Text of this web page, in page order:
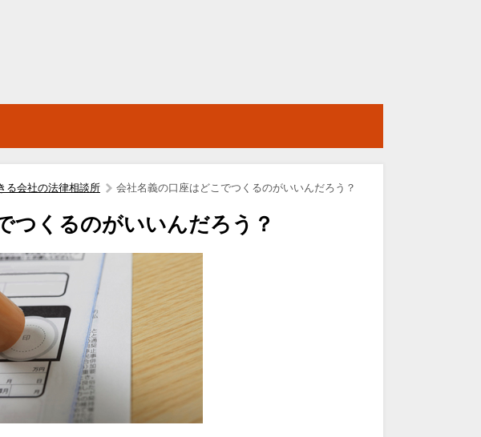
る会社の法律相談所 会社名義の口座はどこでつくるのがいいんだろう？
つくるのがいいんだろう？